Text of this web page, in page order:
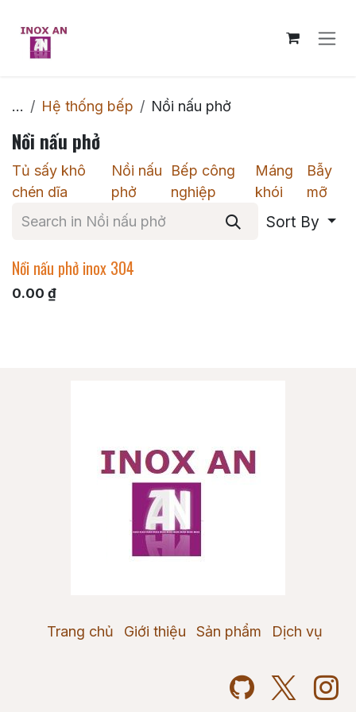
... Hệ thống bếp Nồi nấu phở
Nồi nấu phở
Tủ sấy khô
chén dĩa
Nồi nấu
phở
Bếp công
nghiệp
Máng
khói
Bẫy
mỡ
Sort By
Nồi nấu phở inox 304
0.00 ₫
Trang chủ Giới thiệu Sản phẩm Dịch vụ